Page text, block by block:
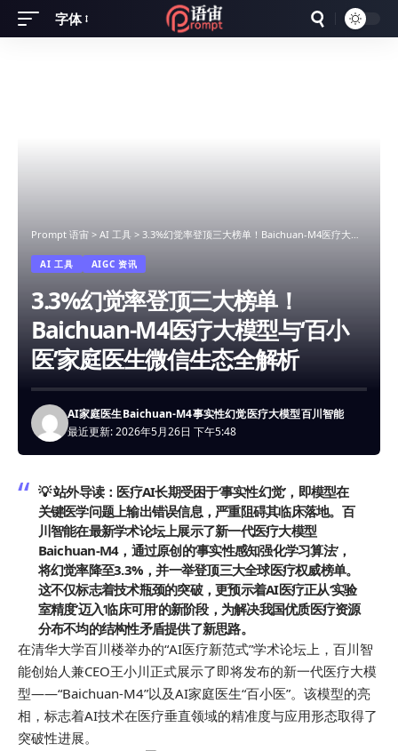
Font
字体
Prompt 语宙 > AI 工具 > 3.3%幻觉率登顶三大榜单！Baichuan-M4医疗大模型与‘百小医’家庭医生微信生态全解析
AI 工具 AIGC 资讯
3.3%幻觉率登顶三大榜单！
Baichuan-M4医疗大模型与‘百小
医’家庭医生微信生态全解析
最近更新: 2026年5月26日 下午5:48
AI家庭医生Baichuan-M4事实性幻觉医疗大模型百川智能
💡 站外导读： 医疗AI长期受困于‘事实性幻觉’，即模型在
关键医学问题上输出错误信息，严重阻碍其临床落地。百
川智能在最新学术论坛上展示了新一代医疗大模型
Baichuan-M4，通过原创的‘事实性感知强化学习算法’，
将幻觉率降至3.3%，并一举登顶三大全球医疗权威榜单。
这不仅标志着技术瓶颈的突破，更预示着AI医疗正从‘实验
室精度’迈入‘临床可用’的新阶段，为解决我国优质医疗资源
分布不均的结构性矛盾提供了新思路。
在清华大学百川楼举办的“AI医疗新范式”学术论坛上，百川智
能创始人兼CEO王小川正式展示了即将发布的新一代医疗大模
型——“Baichuan-M4”以及AI家庭医生“百小医”。该模型的亮
相，标志着AI技术在医疗垂直领域的精准度与应用形态取得了
突破性进展。